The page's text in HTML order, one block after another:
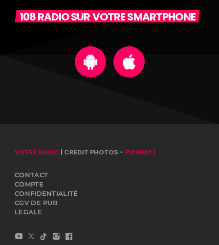
108 RADIO SUR VOTRE SMARTPHONE
VOTRE RADIO | CREDIT PHOTOS - PIXABAY |
CONTACT
COMPTE
CONFIDENTIALITÉ
CGV DE PUB
LEGALE